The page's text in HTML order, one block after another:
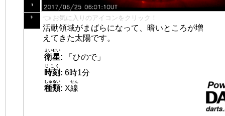
👈 お気に入りのアイコンをクリック！
活動領域がまばらになって、暗いところが増
えてきた太陽です。
衛星
えいせい
:
「ひので」
時刻
じこく
: 6時1分
種類
しゅるい
: X線
せん